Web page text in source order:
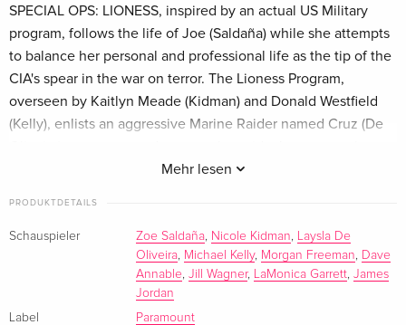
Mehr lesen
SPECIAL OPS: LIONESS, inspired by an actual US Military
program, follows the life of Joe (Saldaña) while she attempts
to balance her personal and professional life as the tip of the
CIA's spear in the war on terror. The Lioness Program,
overseen by Kaitlyn Meade (Kidman) and Donald Westfield
(Kelly), enlists an aggressive Marine Raider named Cruz (De
power brokers of State terrorism in the CIA's efforts to thwart
PRODUKTDETAILS
Schauspieler Zoe Saldaña, Nicole Kidman, Laysla De
Oliveira, Michael Kelly, Morgan Freeman, Dave
Annable, Jill Wagner, LaMonica Garrett, James
Jordan
Label
Paramount